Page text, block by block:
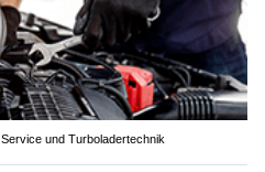
und Turboladertechnik